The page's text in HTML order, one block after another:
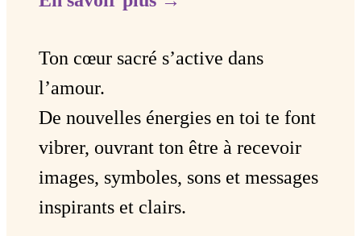
Ton cœur sacré s’active dans
l’amour.
De nouvelles énergies en toi te font
vibrer, ouvrant ton être à recevoir
images, symboles, sons et messages
inspirants et clairs.